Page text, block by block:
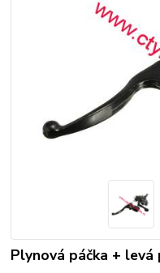
Plynová páčka +